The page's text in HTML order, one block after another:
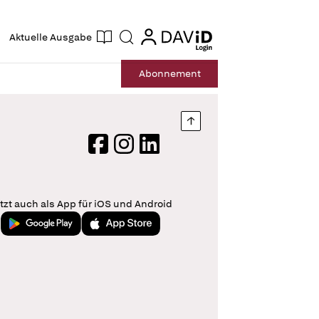
Aktuelle Ausgabe Suche login
login
Abonnement
Nach oben springen
FacebookInstagram
LinkedIn
auch als App für iOS und Android
Jetzt bei Google PlayLaden im App Store